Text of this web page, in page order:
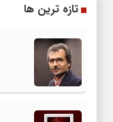
تازه ترین ها